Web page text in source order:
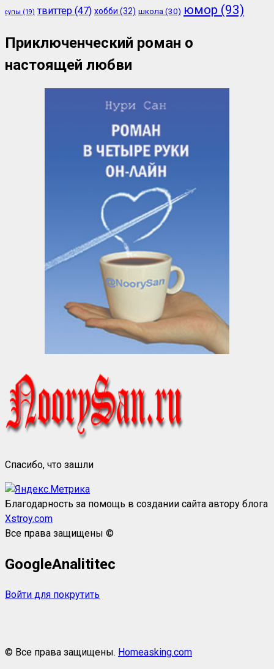
супы (19) твиттер (47) хобби (32) школа(30) юмор (93)
Приключенческий роман о
настоящей любви
Спасибо, что зашли
Благодарность за помощь в создании сайта автору блога
Xstroy.com
Все права защищены ©
GoogleAnalititec
Войти для покрутить
© Все права защищены. Homeasking.com